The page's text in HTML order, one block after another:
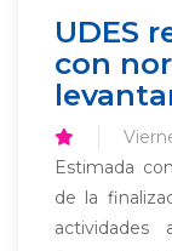
UDES
con
Estimada
de la
actividades